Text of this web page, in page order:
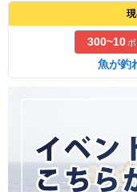
300~10ポ
魚が釣